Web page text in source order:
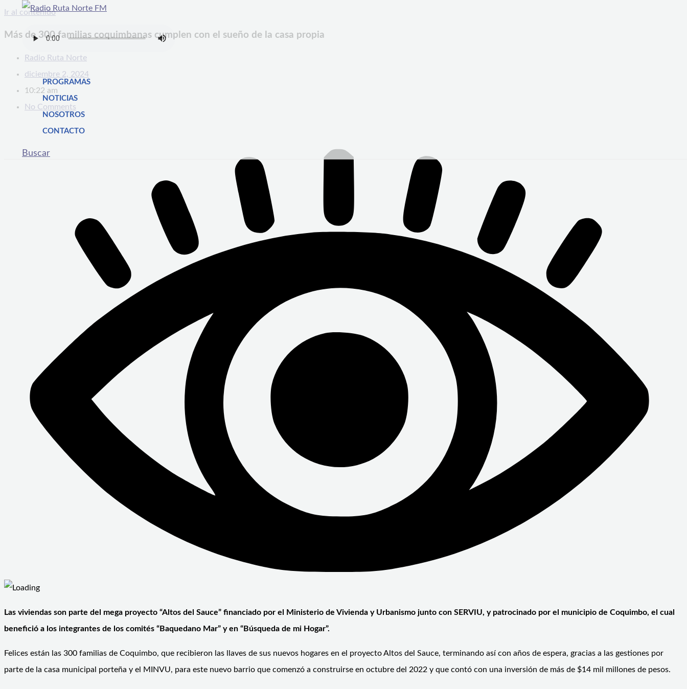
Ir al contenido
PROGRAMAS
NOTICIAS
NOSOTROS
CONTACTO
Buscar
Más de 300 familias coquimbanas cumplen con el sueño de la casa propia
Radio Ruta Norte
diciembre 2, 2024
10:22 am
No Comments
Las viviendas son parte del mega proyecto “Altos del Sauce” financiado por el Ministerio de Vivienda y Urbanismo junto con SERVIU, y patrocinado por el municipio de Coquimbo, el cual
benefició a los integrantes de los comités “Baquedano Mar” y en “Búsqueda de mi Hogar”.
Felices están las 300 familias de Coquimbo, que recibieron las llaves de sus nuevos hogares en el proyecto Altos del Sauce, terminando así con años de espera, gracias a las gestiones por
parte de la casa municipal porteña y el MINVU, para este nuevo barrio que comenzó a construirse en octubre del 2022 y que contó con una inversión de más de $14 mil millones de pesos.